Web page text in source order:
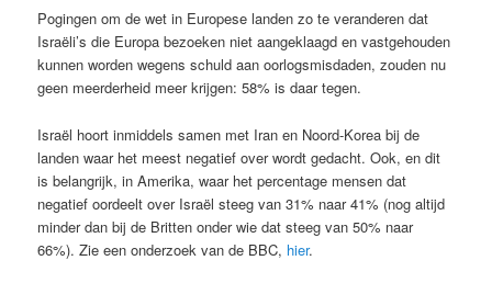
Pogingen om de wet in Europese landen zo te veranderen dat
Israëli’s die Europa bezoeken niet aangeklaagd en vastgehouden
kunnen worden wegens schuld aan oorlogsmisdaden, zouden nu
geen meerderheid meer krijgen: 58% is daar tegen.
Israël hoort inmiddels samen met Iran en Noord-Korea bij de
landen waar het meest negatief over wordt gedacht. Ook, en dit
is belangrijk, in Amerika, waar het percentage mensen dat
negatief oordeelt over Israël steeg van 31% naar 41% (nog altijd
minder dan bij de Britten onder wie dat steeg van 50% naar
66%). Zie een onderzoek van de BBC, hier.